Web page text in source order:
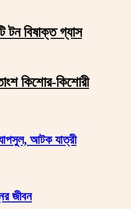
টন বিষাক্ত গ্যাস
কিশোর-কিশোরী
আটক যাত্রী
জীবন